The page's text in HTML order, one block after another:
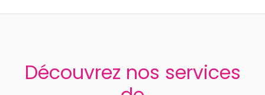
Découvrez nos services